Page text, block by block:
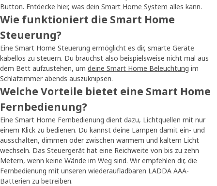
Button. Entdecke hier, was dein Smart Home System alles kann.
Wie funktioniert die Smart Home
Steuerung?
Eine Smart Home Steuerung ermöglicht es dir, smarte Geräte
kabellos zu steuern. Du brauchst also beispielsweise nicht mal aus
dem Bett aufzustehen, um deine Smart Home Beleuchtung im
Schlafzimmer abends auszuknipsen.
Welche Vorteile bietet eine Smart Home
Fernbedienung?
Eine Smart Home Fernbedienung dient dazu, Lichtquellen mit nur
einem Klick zu bedienen. Du kannst deine Lampen damit ein- und
ausschalten, dimmen oder zwischen warmem und kaltem Licht
wechseln. Das Steuergerät hat eine Reichweite von bis zu zehn
Metern, wenn keine Wände im Weg sind. Wir empfehlen dir, die
Fernbedienung mit unseren wiederaufladbaren LADDA AAA-
Batterien zu betreiben.